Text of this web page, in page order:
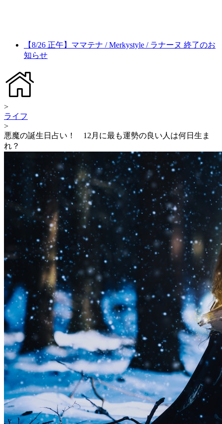
【8/26 正午】ママテナ / Merkystyle / ラナーヌ 終了のお
知らせ
>
ライフ
>
悪魔の誕生日占い！ 12月に最も運勢の良い人は何日生ま
れ？